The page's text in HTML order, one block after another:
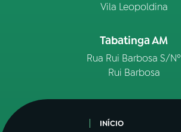
Vila Leopoldina
Tabatinga AM
Rua Rui Barbosa S/Nº
Rui Barbosa
INÍCIO